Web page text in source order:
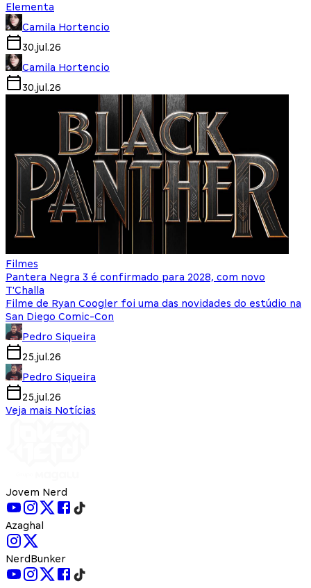
Elementa
Camila Hortencio
30.jul.26
Camila Hortencio
30.jul.26
Filmes
Pantera Negra 3 é confirmado para 2028, com novo
T'Challa
Filme de Ryan Coogler foi uma das novidades do estúdio na
San Diego Comic-Con
Pedro Siqueira
25.jul.26
Pedro Siqueira
25.jul.26
Veja mais Notícias
Jovem Nerd
Azaghal
NerdBunker